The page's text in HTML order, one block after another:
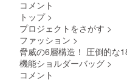
コメント
トップ >
プロジェクトをさがす >
ファッション >
脅威の6層構造！ 圧倒的な
機能ショルダーバッグ >
コメント